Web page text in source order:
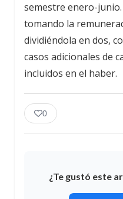
semestre enero-
tomando la
dividiéndola en dos,
casos adicionales de
incluidos en el haber.
0
¿Te gustó este